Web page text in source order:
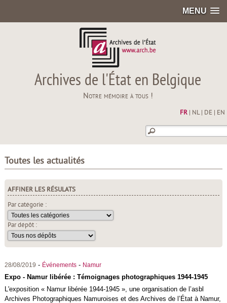
MENU
Archives de l'État en Belgique
Notre mémoire à tous !
FR| NL| DE EN
Toutes les actualités
AFFINER LES RÉSULATS
Par catégorie :
Par dépôt :
28/08/2019 - Événements- Namur
Expo - Namur libérée : Témoignages photographiques 1944-1945
L'exposition « Namur libérée 1944-1945 », une organisation de l’asbl
Archives Photographiques Namuroises et des Archives de l’État à Namur,